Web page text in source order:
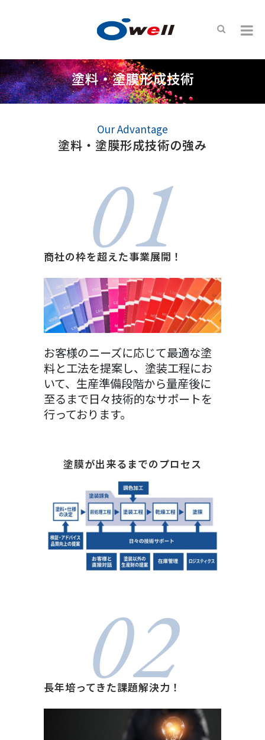
塗料・塗膜形成技術
Our Advantage
塗料・塗膜形成技術の強み
01
商社の枠を超えた事業展開！
お客様のニーズに応じて最適な塗
料と工法を提案し、塗装工程にお
いて、生産準備段階から量産後に
至るまで日々技術的なサポートを
行っております。
塗膜が出来るまでのプロセス
02
長年培ってきた課題解決力！